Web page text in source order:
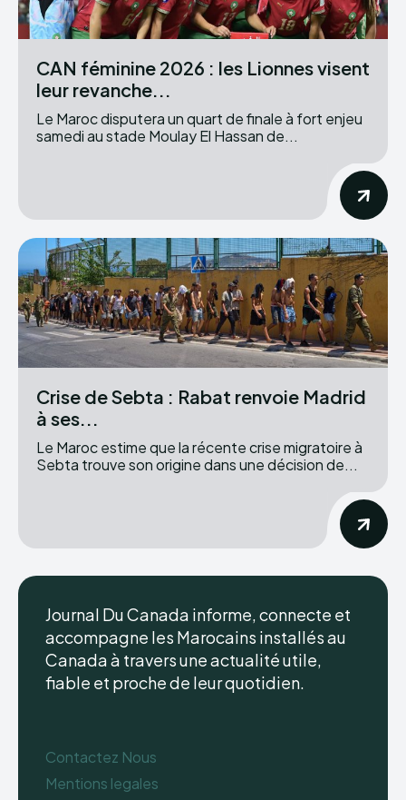
CAN féminine 2026 : les Lionnes visent
leur revanche...
Le Maroc disputera un quart de finale à fort enjeu
samedi au stade Moulay El Hassan de...
Crise de Sebta : Rabat renvoie Madrid
à ses...
Le Maroc estime que la récente crise migratoire à
Sebta trouve son origine dans une décision de...
Journal Du Canada informe, connecte et
accompagne les Marocains installés au
Canada à travers une actualité utile,
fiable et proche de leur quotidien.
Contactez Nous
Mentions legales